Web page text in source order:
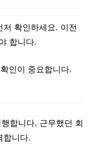
확인하세요. 이전
합니다.
인이 중요합니다.
합니다. 근무했던 회
합니다.